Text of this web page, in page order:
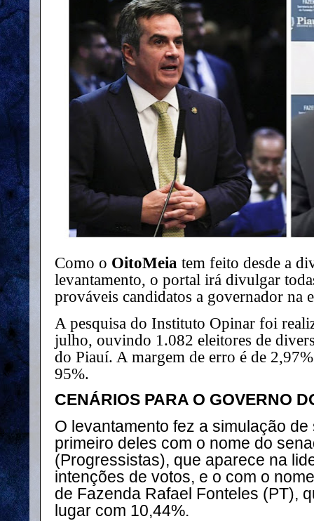
Como o OitoMeia tem feito desde a
levantamento, o portal irá divulgar
prováveis candidatos a governador na
A pesquisa do Instituto Opinar foi
julho, ouvindo 1.082 eleitores de
do Piauí. A margem de erro é de
95%.
CENÁRIOS PARA O GOVERNO
O levantamento fez a simulação
primeiro deles com o nome do
(Progressistas), que aparece na
intenções de votos, e o com o
de Fazenda Rafael Fonteles (PT),
lugar com 10,44%.